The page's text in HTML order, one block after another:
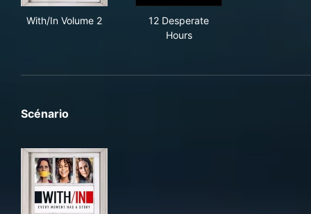
With/In Volume 2
12 Desperate
Hours
Scénario